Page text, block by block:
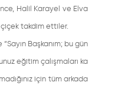
Halil Karayel ve Elva
çiçek takdim ettiler.
Başkanım; bu gün
eğitim çalışmaları ka
için tüm arkada